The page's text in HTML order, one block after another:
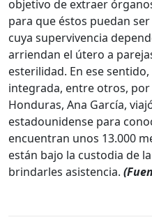
objetivo de extraer
para que éstos puedan
cuya supervivencia
arriendan el útero a
esterilidad. En ese
integrada, entre otros,
Honduras, Ana García,
estadounidense para
encuentran unos 13.000
están bajo la custodia de
brindarles asistencia.